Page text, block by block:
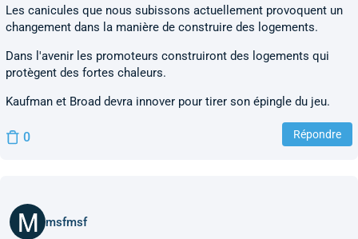
Les canicules que nous subissons actuellement provoquent un
changement dans la manière de construire des logements.
Dans l'avenir les promoteurs construiront des logements qui
protègent des fortes chaleurs.
Kaufman et Broad devra innover pour tirer son épingle du jeu.
0 Répondre
msfmsf